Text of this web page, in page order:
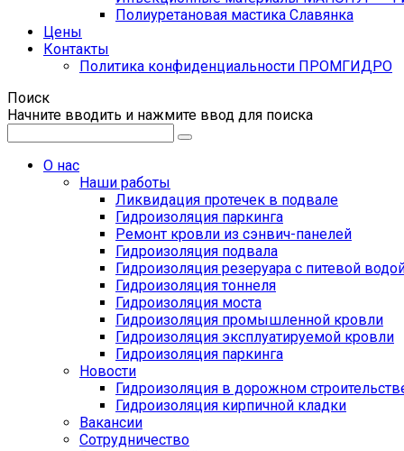
Полиуретановая мастика Славянка
Цены
Контакты
Политика конфиденциальности ПРОМГИДРО
Поиск
Начните вводить и нажмите ввод для поиска
О нас
Наши работы
Ликвидация протечек в подвале
Гидроизоляция паркинга
Ремонт кровли из сэнвич-панелей
Гидроизоляция подвала
Гидроизоляция резеруара с питевой
Гидроизоляция тоннеля
Гидроизоляция моста
Гидроизоляция промышленной кровли
Гидроизоляция эксплуатируемой кровли
Гидроизоляция паркинга
Новости
Гидроизоляция в дорожном
Гидроизоляция кирпичной кладки
Вакансии
Сотрудничество